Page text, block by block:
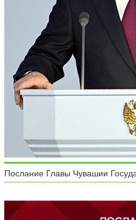
Послание Главы Чувашии